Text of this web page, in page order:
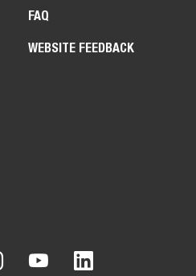
FAQ
WEBSITE FEEDBACK